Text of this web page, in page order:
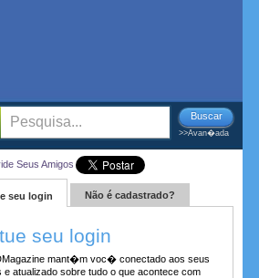
Buscar
>>Avan�ada
Seus Amigos
seu login Não é cadastrado?
seu login
mant�m voc� conectado aos seus
e atualizado sobre tudo o que acontece com